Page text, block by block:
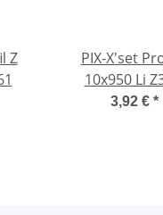
Z
PIX-X'set
10x950 Li
3,92 € *